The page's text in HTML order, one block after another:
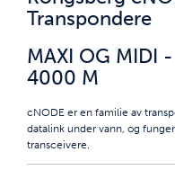
Transpondere
MAXI OG MIDI -
4000 M
cNODE er en familie av
datalink under vann, og
transceivere.